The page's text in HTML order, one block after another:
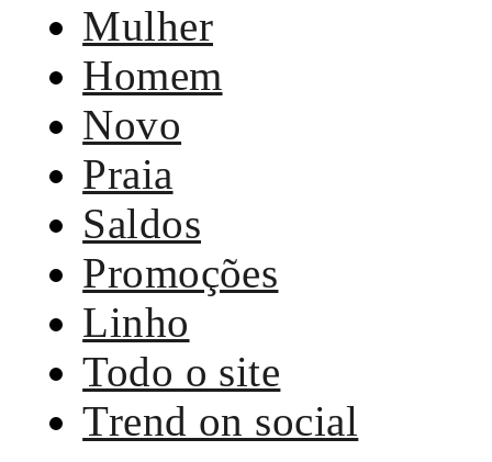
Mulher
Homem
Novo
Praia
Saldos
Promoções
Linho
Todo o site
Trend on social